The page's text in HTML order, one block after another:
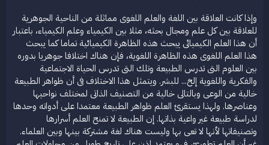
وإذا كانت العلاقة بين اللغة والعلم اللغوى مماثلة من الناحية الجوهرية
للعلاقة بين كل علم ومجال بحثه، مثلا بين الكيمياء وعلم الكيمياء، باعتبار
أن هذا العلم الكيميائى يبحث هذه الظاهرة الكيميائية تماما كما يبحث
هذا العلم اللغوى هذه الظاهرة اللغوية، فإن هناك اختلافا جوهريا بدوره
بين العلوم التى تدرس الطبيعة وتلك التى تدرس الحياة الاجتماعية
والفكرية واللغوية إلخ... للبشر. ويتمثل هذا الاختلاف فى أن ظواهر الطبيعة
خالية من الوعى وبالتالى خالية من التصنيف الذاتى لمختلف نواحيها
وعناصرها. ولهذا يستقرئ العلم ظواهر الطبيعة معتمدا على أدواته وحدها
لدراسة طبيعة غير واعية بذاتها. إن الطبيعة لا تمنح العلم أسرارها
وتصنيفاتها لأنها لا تعى بها وليست هناك لغة مشتركة بينها وبين العلماء.